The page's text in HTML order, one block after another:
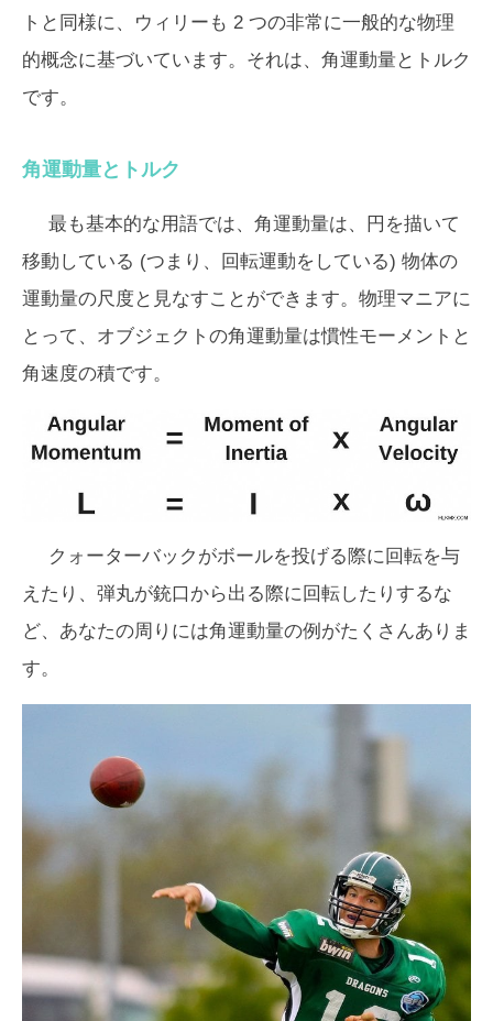
トと同様に、ウィリーも 2 つの非常に一般的な物理
的概念に基づいています。それは、 角運動量とトルク
です。
角運動量とトルク
最も基本的な用語では、角運動量は、円を描いて
移動している (つまり、回転運動をしている) 物体の
運動量の尺度と見なすことができます。物理マニアに
とって、オブジェクトの角運動量は慣性モーメントと
角速度の積です。
クォーターバックがボールを投げる際に回転を与
えたり、弾丸が銃口から出る際に回転したりするな
ど、あなたの周りには角運動量の例がたくさんありま
す。